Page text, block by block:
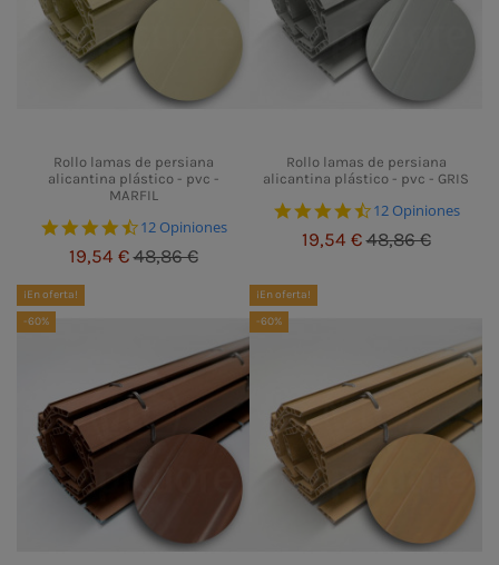
Rollo lamas de persiana
alicantina plástico - pvc -
MARFIL
4.5 star rating
12 Opiniones
19,54 €48,86 €
Rollo lamas de persiana
alicantina plástico - pvc - GRIS
4.5 star rating
12 Opiniones
19,54 €48,86 €
¡En oferta!
-60%
¡En oferta!
-60%